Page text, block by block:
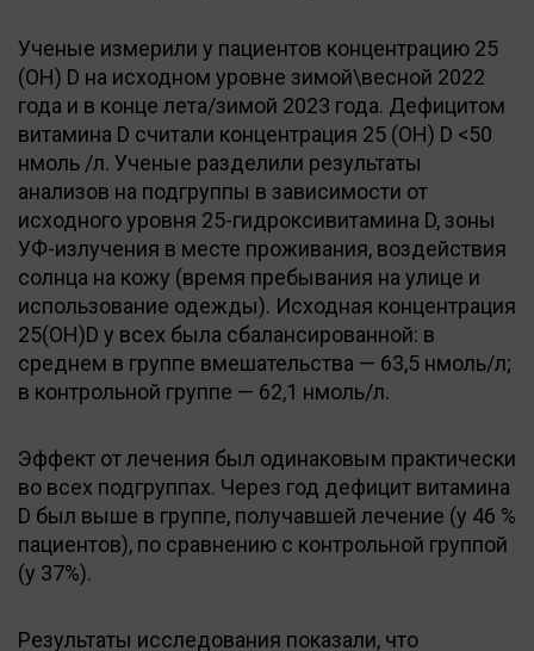
Ученые измерили у пациентов концентрацию 25
(OH) D на исходном уровне зимой\весной 2022
года и в конце лета/зимой 2023 года. Дефицитом
витамина D считали концентрация 25 (OH) D <50
нмоль /л. Ученые разделили результаты
анализов на подгруппы в зависимости от
исходного уровня 25-гидроксивитамина D, зоны
УФ-излучения в месте проживания, воздействия
солнца на кожу (время пребывания на улице и
использование одежды). Исходная концентрация
25(OH)D у всех была сбалансированной: в
среднем в группе вмешательства — 63,5 нмоль/л;
в контрольной группе — 62,1 нмоль/л.
Эффект от лечения был одинаковым практически
во всех подгруппах. Через год дефицит витамина
D был выше в группе, получавшей лечение (у 46 %
пациентов), по сравнению с контрольной группой
(у 37%).
Результаты исследования показали, что